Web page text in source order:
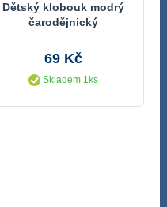
Dětský klobouk modrý
čarodějnický
69 Kč
Skladem 1ks